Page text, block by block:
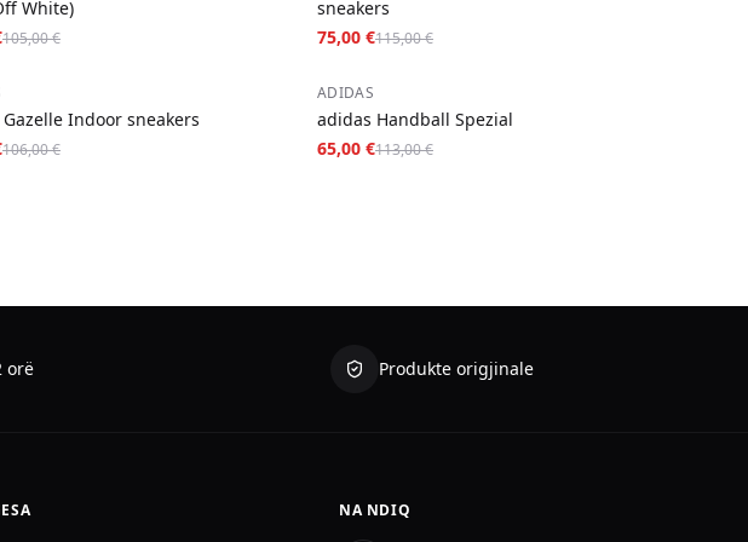
White)
105,00 €
sneakers
75,00 €115,00 €
Indoor sneakers
106,00 €
−42%
ADIDAS
adidas Handball Spezial
65,00 €113,00 €
orë Produkte origjinale
NA NDIQ